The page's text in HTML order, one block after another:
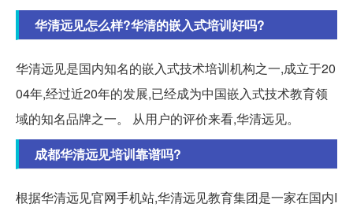
华清远见怎么样?华清的嵌入式培训好吗?
华清远见是国内知名的嵌入式技术培训机构之一,成立于20
04年,经过近20年的发展,已经成为中国嵌入式技术教育领
域的知名品牌之一。 从用户的评价来看,华清远见。
成都华清远见培训靠谱吗?
根据华清远见官网手机站,华清远见教育集团是一家在国内I